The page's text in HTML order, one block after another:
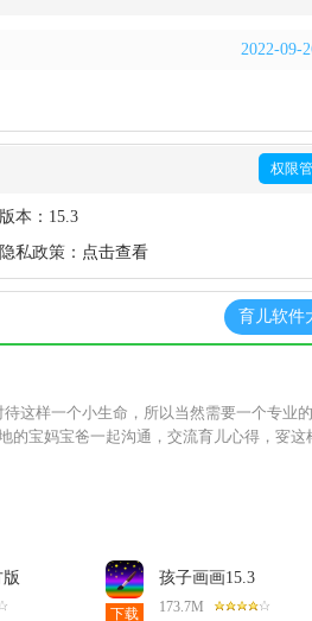
2022-09-
权限
版本： 15.3
隐私政策： 点击查看
育儿软件
这样一个小生命，所以当然需要一个专业
的宝妈宝爸一起沟通，交流育儿心得，叜这
下载
孩子画画15.3
173.7M